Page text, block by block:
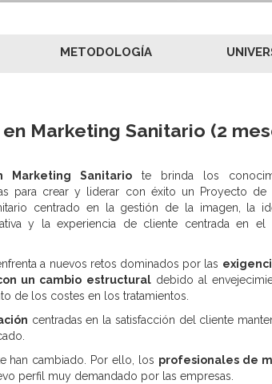
METODOLOGÍA
Marketing Sanitario (2
Marketing Sanitario te brinda los
para crear y liderar con éxito un Proyecto de
centrado en la gestión de la imagen, la
y la experiencia de cliente centrada en el
a nuevos retos dominados por las
un cambio estructuraldebido al
de los costes en los tratamientos.
centradas en la satisfacción del cliente
han cambiado. Por ello, los profesionales de
perfil muy demandado por las empresas.